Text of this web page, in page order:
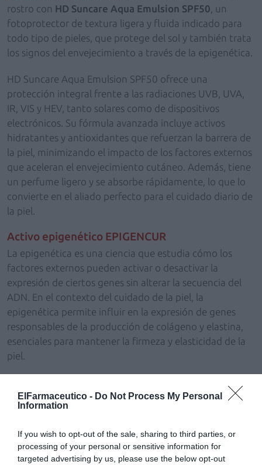
ElFarmaceutico - Do Not Process My Personal
Information
If you wish to opt-out of the sale, sharing to third parties, or
processing of your personal or sensitive information for
targeted advertising by us, please use the below opt-out
rostro con HD Suncare Aqua Emulsion SPF50 , un
fotoprotector de textura ligera y fluida indicado para
todo tipo de pieles, que protege del sol y también trata
los signos del envejecimiento a través de la epigenética.
HD Suncare Aqua Emulsion SPF50 ofrece una
protección integral frente a las radiaciones UVB, UVA,
IR, VIS y HEV, tanto solares como de dispositivos
electrónicos. Su fórmula avanzada incluye activos
hidratantes y antioxidantes que refuerzan la barrera de
la piel, minimizando el impacto de los factores externos
que aceleran el envejecimiento cutáneo. Además, tiene
un perfume ligero y se absorbe rápidamente, lo que lo
convierte en el aliado perfecto para el cuidado diario de
la piel.
Activo epigenético EPIGENCUR
La epigenética es una ciencia que estudia cómo los
factores externos pueden activar o desactivar la
expresión de ciertos genes sin alterar la secuencia del
ADN. En el contexto del cuidado de la piel, la
epigenética permite influir en la expresión de genes
responsables de la producción de colágeno y elastina,
esenciales para mantener la firmeza y elasticidad de la
piel.
epigenético EPIGENCUR que minimiza el impacto de los
cutáneo, previene la degradación de elastina y
colágeno, y evita la pérdida de la función barrera de la
piel. Esta acción epigenética proporciona una